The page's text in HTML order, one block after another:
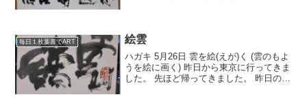
体調がいまいちだ...
毎日１枚葉書でART 絵雲
ハガキ 5月26日 雲を絵(えが)く (雲のもよ
うを絵に画く) 昨日から東京に行ってきま
した。 先ほど帰ってきました。 昨日の夜